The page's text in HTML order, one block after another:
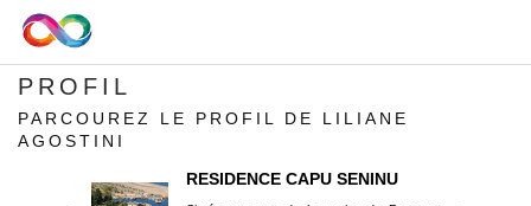
PROFIL
PARCOUREZ LE PROFIL DE LILIANE
AGOSTINI
RESIDENCE CAPU SENINU